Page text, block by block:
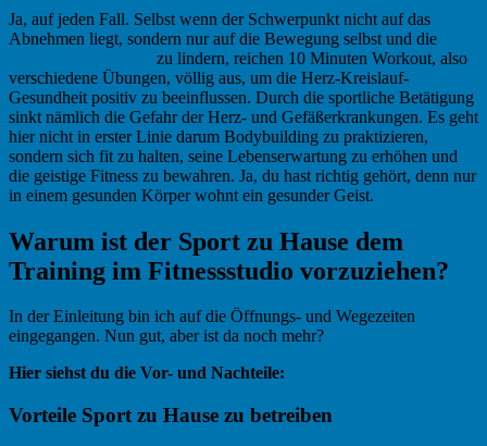
Ja, auf jeden Fall. Selbst wenn der Schwerpunkt nicht auf das
Abnehmen liegt, sondern nur auf die Bewegung selbst und die
zu lindern, reichen 10 Minuten Workout, also
verschiedene Übungen, völlig aus, um die Herz-Kreislauf-
Gesundheit positiv zu beeinflussen. Durch die sportliche Betätigung
sinkt nämlich die Gefahr der Herz- und Gefäßerkrankungen. Es geht
hier nicht in erster Linie darum Bodybuilding zu praktizieren,
sondern sich fit zu halten, seine Lebenserwartung zu erhöhen und
die geistige Fitness zu bewahren. Ja, du hast richtig gehört, denn nur
in einem gesunden Körper wohnt ein gesunder Geist.
Warum ist der Sport zu Hause dem
Training im Fitnessstudio vorzuziehen?
In der Einleitung bin ich auf die Öffnungs- und Wegezeiten
eingegangen. Nun gut, aber ist da noch mehr?
Hier siehst du die Vor- und Nachteile:
Vorteile Sport zu Hause zu betreiben